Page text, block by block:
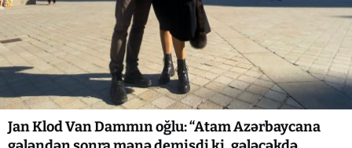
Jan Klod Van Dammın oğlu: “Atam Azərbaycana